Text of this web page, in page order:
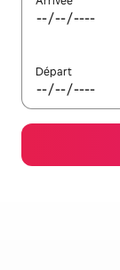
Départ